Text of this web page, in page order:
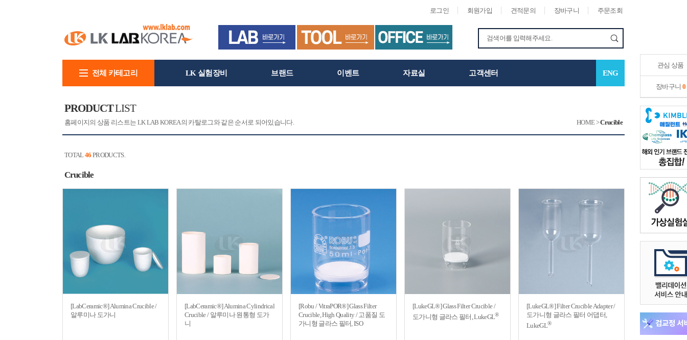
로그인 회원가입 견적문의 장바구니 주문조회
관심 상품
장바구니 0
전체 카테고리 LK 실험장비 브랜드 이벤트 자료실 고객센터 ENG
PRODUCTLIST
홈페이지의 상품 리스트는 LK LAB KOREA의 카탈로그와 같은 순서로 되어있습니다. HOME>Crucible
TOTAL 46 PRODUCTS.
Crucible
[LabCeramic®] Alumina Crucible /
알루미나 도가니
[LabCeramic®] Alumina Cylindrical
Crucible / 알루미나 원통형 도가
니
[Robu / VitraPOR®] Glass Filter
Crucible, High Quality / 고품질 도
가니형 글라스 필터, ISO
[LukeGL®] Glass Filter Crucible /
도가니형 글라스 필터, LukeGL®
[LukeGL®] Filter Crucible Adapter /
도가니형 글라스 필터 어댑터,
LukeGL®